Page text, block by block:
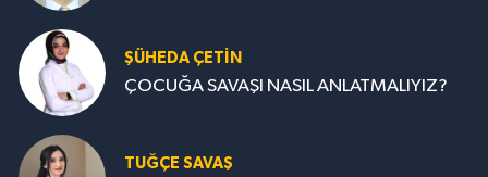
ŞÜHEDA ÇETİN
ÇOCUĞA SAVAŞI NASIL ANLATMALIYIZ?
TUĞÇE SAVAŞ